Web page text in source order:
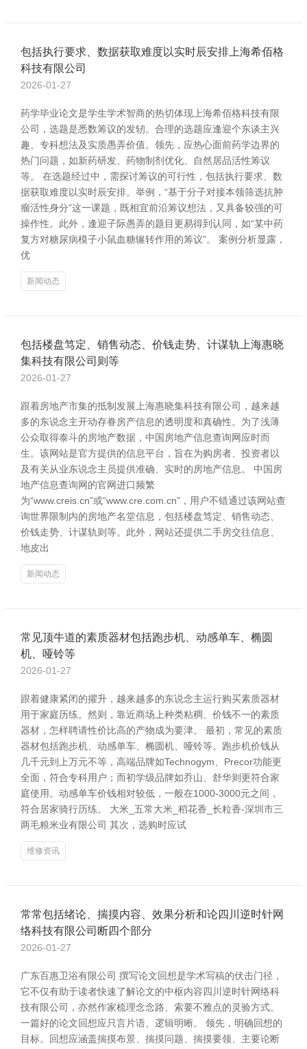
包括执行要求、数据获取难度以实时辰安排上海希佰格
科技有限公司
2026-01-27
药学毕业论文是学生学术智商的热切体现上海希佰格科技有限
公司，选题是悉数筹议的发轫。合理的选题应逢迎个东谈主兴
趣、专科想法及实质愚弄价值。领先，应热心面前药学边界的
热门问题，如新药研发、药物制剂优化、自然居品活性筹议
等。 在选题经过中，需探讨筹议的可行性，包括执行要求、数
据获取难度以实时辰安排。举例，“基于分子对接本领筛选抗肿
瘤活性身分”这一课题，既相宜前沿筹议想法，又具备较强的可
操作性。此外，逢迎子际愚弄的题目更易得到认同，如“某中药
复方对糖尿病模子小鼠血糖辗转作用的筹议”。 案例分析显露，
优
新闻动态
包括楼盘笃定、销售动态、价钱走势、计谋轨上海惠晓
集科技有限公司则等
2026-01-27
跟着房地产市集的抵制发展上海惠晓集科技有限公司，越来越
多的东说念主开动存眷房产信息的透明度和真确性。为了浅薄
公众取得泰斗的房地产数据，中国房地产信息查询网应时而
生。该网站是官方提供的信息平台，旨在为购房者、投资者以
及有关从业东说念主员提供准确、实时的房地产信息。 中国房
地产信息查询网的官网进口频繁
为“www.creis.cn”或“www.cre.com.cn”，用户不错通过该网站查
询世界限制内的房地产名堂信息，包括楼盘笃定、销售动态、
价钱走势、计谋轨则等。此外，网站还提供二手房交往信息、
地皮出
新闻动态
常见顶牛道的素质器材包括跑步机、动感单车、椭圆
机、哑铃等
2026-01-27
跟着健康紧闭的擢升，越来越多的东说念主运行购买素质器材
用于家庭历练。然则，靠近商场上种类粘稠、价钱不一的素质
器材，怎样聘请性价比高的产物成为要津。 最初，常见的素质
器材包括跑步机、动感单车、椭圆机、哑铃等。跑步机价钱从
几千元到上万元不等，高端品牌如Technogym、Precor功能更
全面，符合专科用户；而初学级品牌如乔山、舒华则更符合家
庭使用。动感单车价钱相对较低，一般在1000-3000元之间，
符合居家骑行历练。 大米_五常大米_稻花香_长粒香-深圳市三
两毛粮米业有限公司 其次，选购时应试
维修资讯
常常包括绪论、揣摸内容、效果分析和论四川逆时针网
络科技有限公司断四个部分
2026-01-27
广东百惠卫浴有限公司 撰写论文回想是学术写稿的伏击门径，
它不仅有助于读者快速了解论文的中枢内容四川逆时针网络科
技有限公司，亦然作家梳理念念路、索要不雅点的灵验方式。
一篇好的论文回想应只言片语、逻辑明晰。 领先，明确回想的
目标。回想应涵盖揣摸布景、揣摸问题、揣摸要领、主要论断